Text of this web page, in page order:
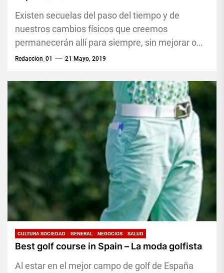
Existen secuelas del paso del tiempo y de
nuestros cambios físicos que creemos
permanecerán allí para siempre, sin mejorar o
empeorar pero que sin duda...
Redaccion_01 21 Mayo, 2019
CULTURA SOCIEDAD GENERAL NEGOCIOS SALUD
Best golf course in Spain – La moda golfista
Al estar en el mejor campo de golf de España